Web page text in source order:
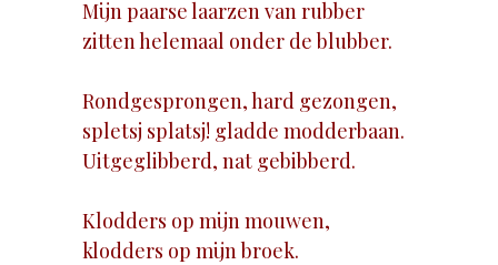
Mijn paarse laarzen van rubber
zitten helemaal onder de blubber.
Rondgesprongen, hard gezongen,
spletsj splatsj! gladde modderbaan.
Uitgeglibberd, nat gebibberd.
Klodders op mijn mouwen,
klodders op mijn broek.